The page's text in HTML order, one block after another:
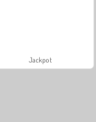
Jackpot